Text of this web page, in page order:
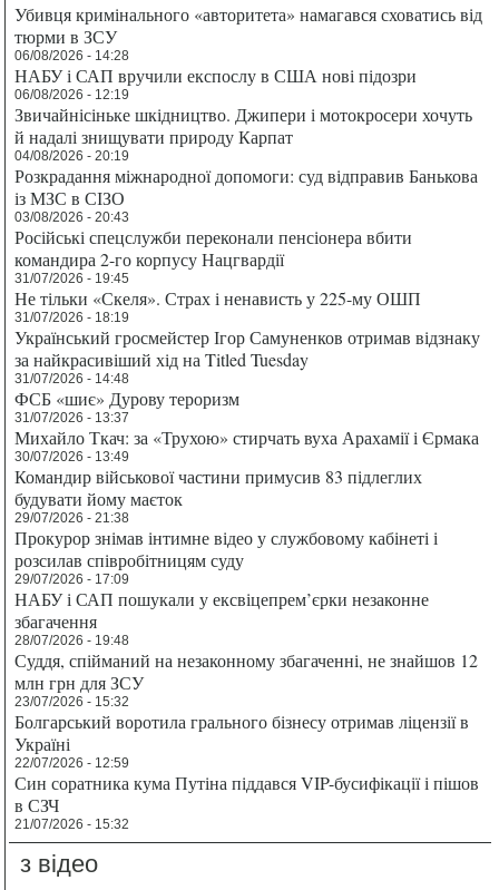
Убивця кримінального «авторитета» намагався сховатись від
тюрми в ЗСУ
06/08/2026 - 14:28
НАБУ і САП вручили експослу в США нові підозри
06/08/2026 - 12:19
Звичайнісіньке шкідництво. Джипери і мотокросери хочуть
й надалі знищувати природу Карпат
04/08/2026 - 20:19
Розкрадання міжнародної допомоги: суд відправив Банькова
із МЗС в СІЗО
03/08/2026 - 20:43
Російські спецслужби переконали пенсіонера вбити
командира 2-го корпусу Нацгвардії
31/07/2026 - 19:45
Не тільки «Скеля». Страх і ненависть у 225-му ОШП
31/07/2026 - 18:19
Український гросмейстер Ігор Самуненков отримав відзнаку
за найкрасивіший хід на Titled Tuesday
31/07/2026 - 14:48
ФСБ «шиє» Дурову тероризм
31/07/2026 - 13:37
Михайло Ткач: за «Трухою» стирчать вуха Арахамії і Єрмака
30/07/2026 - 13:49
Командир військової частини примусив 83 підлеглих
будувати йому маєток
29/07/2026 - 21:38
Прокурор знімав інтимне відео у службовому кабінеті і
розсилав співробітницям суду
29/07/2026 - 17:09
НАБУ і САП пошукали у ексвіцепрем’єрки незаконне
збагачення
28/07/2026 - 19:48
Суддя, спійманий на незаконному збагаченні, не знайшов 12
млн грн для ЗСУ
23/07/2026 - 15:32
Болгарський воротила грального бізнесу отримав ліцензії в
Україні
22/07/2026 - 12:59
Син соратника кума Путіна піддався VIP-бусифікації і пішов
в СЗЧ
21/07/2026 - 15:32
з відео